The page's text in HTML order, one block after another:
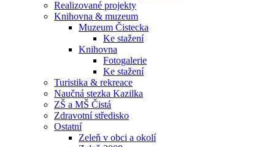
Realizované projekty
Knihovna & muzeum
Muzeum Čistecka
Ke stažení
Knihovna
Fotogalerie
Ke stažení
Turistika & rekreace
Naučná stezka Kazilka
ZŠ a MŠ Čistá
Zdravotní středisko
Ostatní
Zeleň v obci a okolí